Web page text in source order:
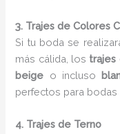
3. Trajes de Colores
Si tu boda se
más cálida, los trajes
beige o incluso
perfectos para bodas
4. Trajes de Terno